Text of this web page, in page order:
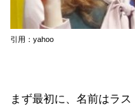
引用：yahoo
まず最初に、名前はラス